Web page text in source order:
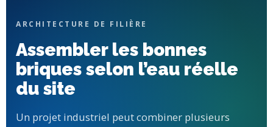
ARCHITECTURE DE FILIÈRE
Assembler les bonnes
briques selon l’eau réelle
du site
Un projet industriel peut combiner plusieurs